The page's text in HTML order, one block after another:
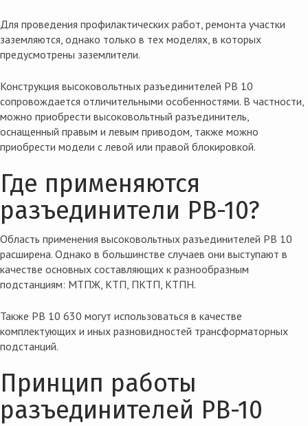
Для проведения профилактических работ, ремонта участки
заземляются, однако только в тех моделях, в которых
предусмотрены заземлители.
Конструкция высоковольтных разъединителей РВ 10
сопровождается отличительными особенностями. В частности,
можно приобрести высоковольтный разъединитель,
оснащенный правым и левым приводом, также можно
приобрести модели с левой или правой блокировкой.
Где применяются
разъединители РВ-10?
Область применения высоковольтных разъединителей РВ 10
расширена. Однако в большинстве случаев они выступают в
качестве основных составляющих к разнообразным
подстанциям: МТПЖ, КТП, ПКТП, КТПН.
Также РВ 10 630 могут использоваться в качестве
комплектующих и иных разновидностей трансформаторных
подстанций.
Принцип работы
разъединителей РВ-10